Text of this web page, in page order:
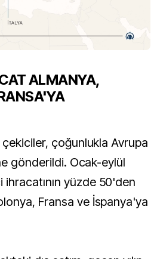
ALMANYA,
çoğunlukla Avrupa
gönderildi. Ocak-eylül
yüzde 50'den
Fransa ve İspanya'ya